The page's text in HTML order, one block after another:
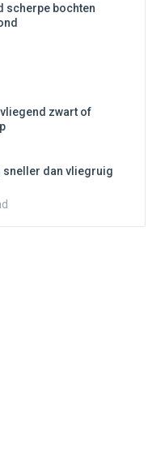
scherpe bochten
zwart of
dan vliegruig